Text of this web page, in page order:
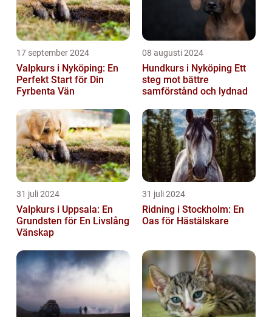
17 september 2024
Valpkurs i Nyköping: En
Perfekt Start för Din
Fyrbenta Vän
08 augusti 2024
Hundkurs i Nyköping Ett
steg mot bättre
samförstånd och lydnad
31 juli 2024
Valpkurs i Uppsala: En
Grundsten för En Livslång
Vänskap
31 juli 2024
Ridning i Stockholm: En
Oas för Hästälskare